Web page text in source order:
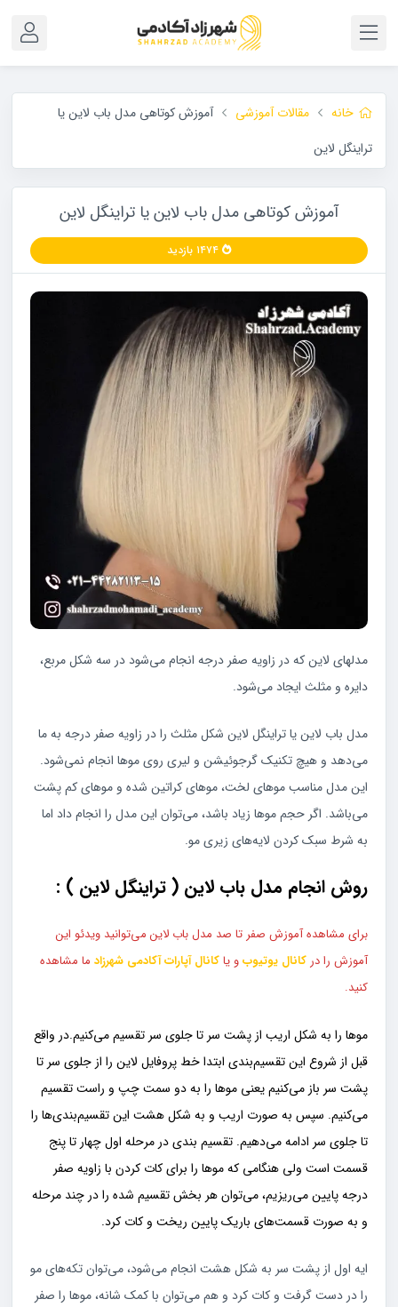
خانه مقالات آموزشی
آموزش کوتاهی مدل باب لاین یا
تراینگل لاین
آموزش کوتاهی مدل باب لاین یا تراینگل لاین
۱۴۷۴ بازدید
مدلهای لاین که در زاویه صفر درجه انجام می‌شود در سه شکل مربع،
دایره و مثلث ایجاد می‌شود.
مدل باب لاین یا تراینگل لاین شکل مثلث را در زاویه صفر درجه به ما
می‌دهد و هیچ تکنیک گرجوئیشن و لیری روی موها انجام نمی‌شود.
این مدل مناسب موهای لخت، موهای کراتین شده و موهای کم پشت
می‌باشد. اگر حجم موها زیاد باشد، می‌توان این مدل را انجام داد اما
به شرط سبک کردن لایه‌های زیری مو.
روش انجام مدل باب لاین ( تراینگل لاین ) :
برای مشاهده آموزش صفر تا صد مدل باب لاین می‌توانید ویدئو این
آموزش را در کانال یوتیوبو یاکانال آپارات آکادمی شهرزاد ما مشاهده
کنید.
موها را به شکل اریب از پشت سر تا جلوی سر تقسیم می‌کنیم.در واقع
قبل از شروع این تقسیم‌بندی ابتدا خط پروفایل لاین را از جلوی سر تا
پشت سر باز می‌کنیم یعنی موها را به دو سمت چپ و راست تقسیم
می‌کنیم. سپس به صورت اریب و به شکل هشت این تقسیم‌بندی‌ها را
تا جلوی سر ادامه می‌دهیم. تقسیم بندی در مرحله اول چهار تا پنج
قسمت است ولی هنگامی که موها را برای کات کردن با زاویه صفر
درجه پایین می‌ریزیم، می‌توان هر بخش تقسیم شده را در چند مرحله
و به صورت قسمت‌های باریک پایین ریخت و کات کرد.
ایه اول از پشت سر به شکل هشت انجام می‌شود، می‌توان تکه‌های مو
را در دست گرفت و کات کرد و هم می‌توان با کمک شانه، موها را صفر